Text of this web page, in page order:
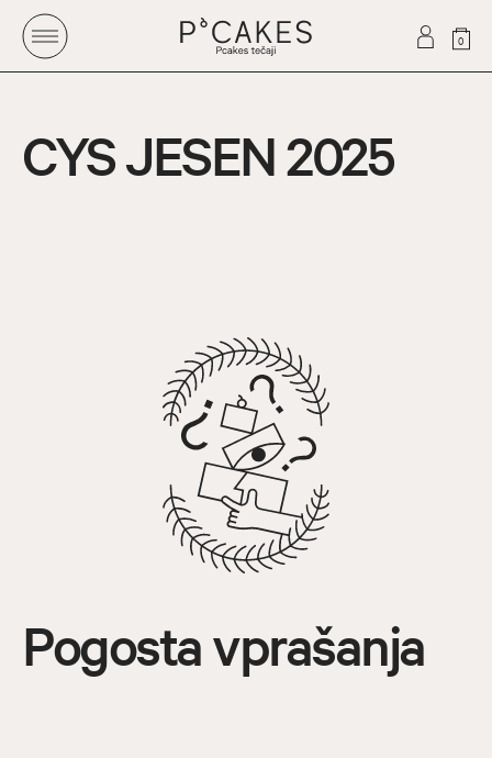
0
CYS JESEN 2025
Pogosta vprašanja